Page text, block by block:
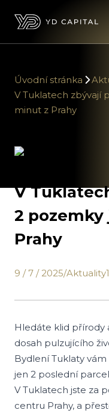
Úvodní stránka
V Tuklatech zbývají
minut z Prahy
V
2
Prahy
9 / 7 / 2025/Aktuality
Hledáte klid přírody
dosah pulzujícího
Bydlení Tuklaty
jen 2 poslední
V Tuklatech jste za
centru Prahy, a